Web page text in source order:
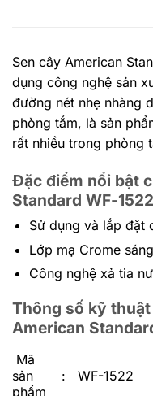
Sen cây American
dụng công nghệ sản
đường nét nhẹ nhàng
phòng tắm, là sản
rất nhiều trong phòng
Đặc điểm nổi bật
Standard WF-1522
Sử dụng và lắp đặt
Lớp mạ Crome
Công nghệ xả tia
Thông số kỹ
American
Mã
sản
phẩm
: WF-1522